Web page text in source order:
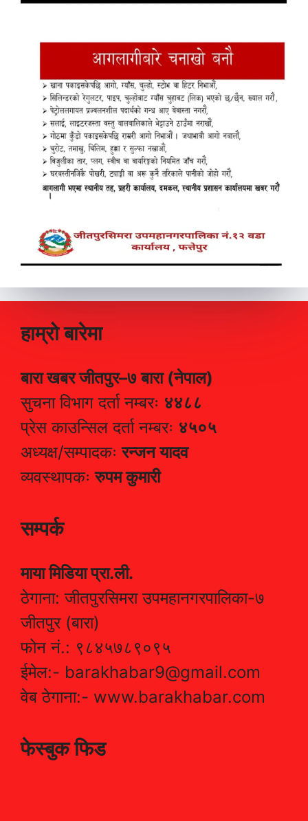
हाम्रो बारेमा
बारा खबर जीतपुर–७ बारा (नेपाल)
सुचना विभाग दर्ता नम्बरः ४४८८
प्रेस काउन्सिल दर्ता नम्बरः ४५०५
अध्यक्ष/सम्पादकःरन्जन यादव
व्यवस्थापकःरुपम कुमारी
सम्पर्क
माया मिडिया प्रा.ली.
ठेगाना: जीतपुरसिमरा उपमहानगरपालिका-७
जीतपुर (बारा)
फोन नं.: ९८४५७८९०९५
ईमेल:- barakhabar9@gmail.com
वेब ठेगाना:- www.barakhabar.com
फेस्बुक फिड